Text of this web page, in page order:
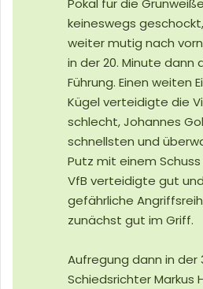
Pokal für die
keineswegs
weiter mutig nach
in der 20. Minute dann
Führung. Einen weiten
Kügel verteidigte die
schlecht, Johannes
schnellsten und
Putz mit einem Schuss
VfB verteidigte gut
gefährliche
zunächst gut im Griff.
Aufregung dann in der
Schiedsrichter Markus